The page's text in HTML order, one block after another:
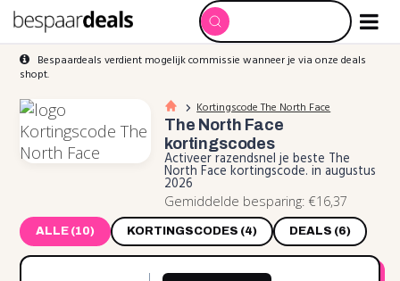
Bespaardeals verdient mogelijk commissie wanneer je via onze deals
shopt.
Kortingscode The North Face
The North Face
kortingscodes
Activeer razendsnel je beste The
North Face kortingscode. in augustus
2026
Gemiddelde besparing: €16,37
ALLE (10) KORTINGSCODES (4) DEALS (6)